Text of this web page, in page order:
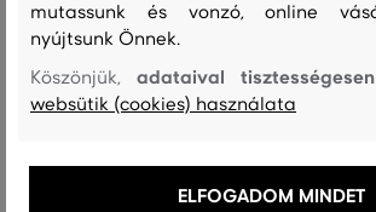
AKCIÓ -30%
ING GANT REG COTTON LINEN
STRIPE SS SHIRT
mutassunk és vonzó, online
nyújtsunk Önnek.
Köszönjük,adataival
websütik (cookies) használata
ELFOGADOM MINDET